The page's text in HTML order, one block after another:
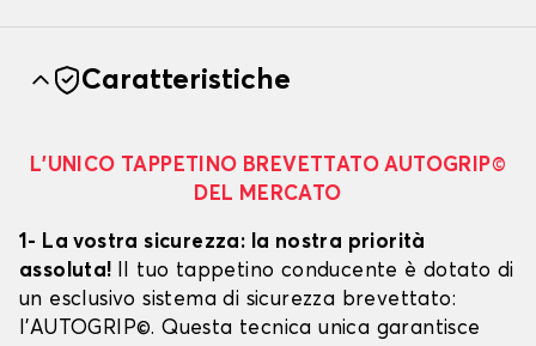
Caratteristiche
L’UNICO TAPPETINO BREVETTATO AUTOGRIP©
DEL MERCATO
1- La vostra sicurezza: la nostra priorità
assoluta! Il tuo tappetino conducente è dotato di
un esclusivo sistema di sicurezza brevettato:
l’AUTOGRIP©. Questa tecnica unica garantisce